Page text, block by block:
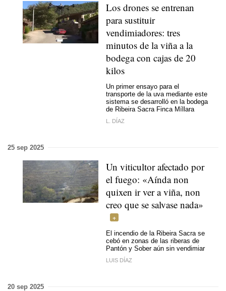
Los drones se entrenan
para sustituir
vendimiadores: tres
minutos de la viña a la
bodega con cajas de 20
kilos
Un primer ensayo para el
transporte de la uva mediante este
sistema se desarrolló en la bodega
de Ribeira Sacra Finca Míllara
L. DÍAZ
25 sep 2025
Un viticultor afectado por
el fuego: «Aínda non
quixen ir ver a viña, non
creo que se salvase nada»
El incendio de la Ribeira Sacra se
cebó en zonas de las riberas de
Pantón y Sober aún sin vendimiar
LUIS DÍAZ
20 sep 2025